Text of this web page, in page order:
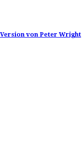
von Peter Wright